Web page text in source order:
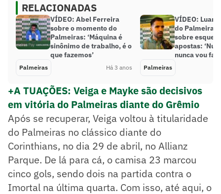
RELACIONADAS
VÍDEO: Abel Ferreira
sobre o momento do
Palmeiras: ‘Máquina é
sinônimo de trabalho, é o
que fazemos’
Palmeiras Há 3 anos
VÍDEO: Luan,
do
sobre
apostas:
nunca vou
Palmeiras
+A TUAÇÕES: Veiga e Mayke são decisivos
em vitória do Palmeiras diante do Grêmio
Após se recuperar, Veiga voltou à titularidade
do Palmeiras no clássico diante do
Corinthians, no dia 29 de abril, no Allianz
Parque. De lá para cá, o camisa 23 marcou
cinco gols, sendo dois na partida contra o
Imortal na última quarta. Com isso, até aqui, o